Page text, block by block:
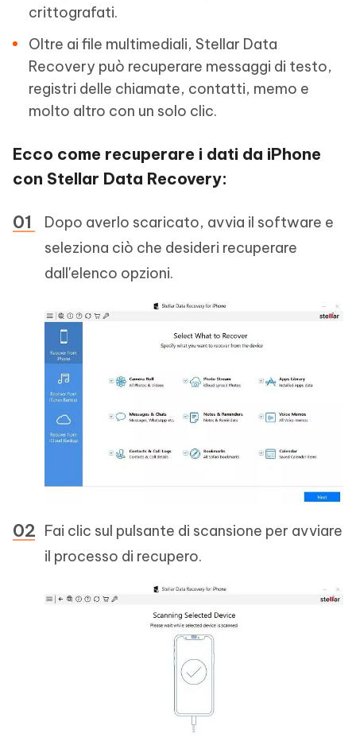
crittografati.
Oltre ai file multimediali, Stellar Data
Recovery può recuperare messaggi di testo,
registri delle chiamate, contatti, memo e
molto altro con un solo clic.
Ecco come recuperare i dati da iPhone
con Stellar Data Recovery:
Dopo averlo scaricato, avvia il software e
seleziona ciò che desideri recuperare
dall'elenco opzioni.
Fai clic sul pulsante di scansione per avviare
il processo di recupero.